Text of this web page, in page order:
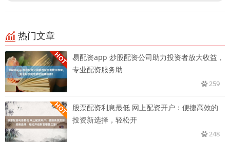
热门文章
易配资app 炒股配资公司助力投资者放大收益，
专业配资服务助
259
股票配资利息最低 网上配资开户：便捷高效的
投资新选择，轻松开
248